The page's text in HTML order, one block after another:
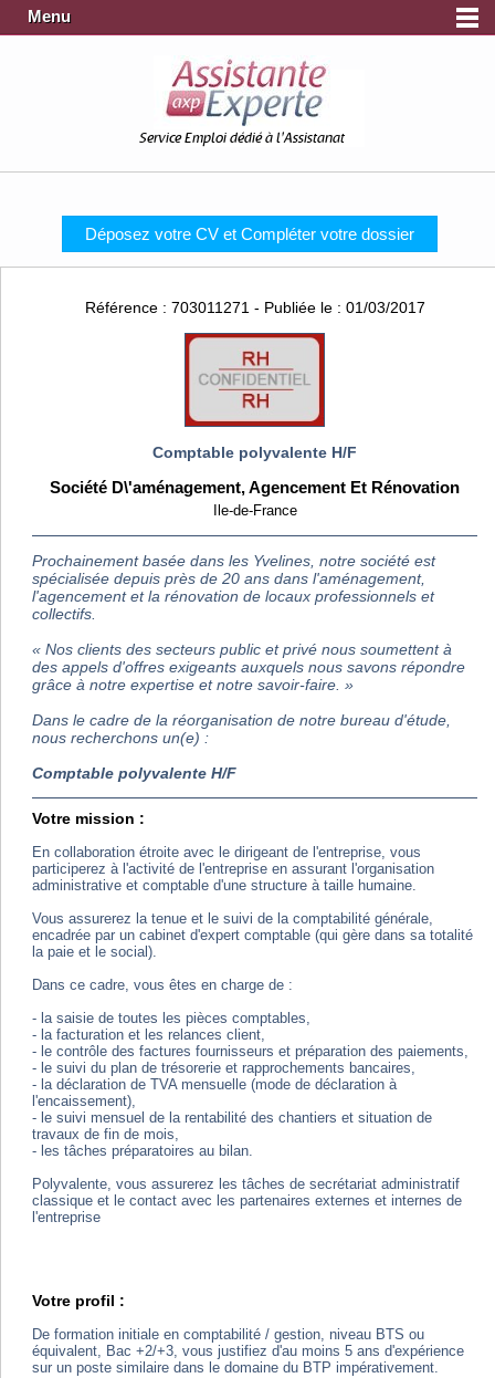
Menu
Service Emploi dédié à l'Assistanat
Déposez votre CV et Compléter votre dossier
Référence : 703011271 - Publiée le : 01/03/2017
Comptable polyvalente H/F
Société D\'aménagement, Agencement Et Rénovation
Ile-de-France
Prochainement basée dans les Yvelines, notre société est
spécialisée depuis près de 20 ans dans l'aménagement,
l'agencement et la rénovation de locaux professionnels et
collectifs.
« Nos clients des secteurs public et privé nous soumettent à
des appels d'offres exigeants auxquels nous savons répondre
grâce à notre expertise et notre savoir-faire. »
Dans le cadre de la réorganisation de notre bureau d'étude,
nous recherchons un(e) :
Comptable polyvalente H/F
Votre mission :
En collaboration étroite avec le dirigeant de l'entreprise, vous
participerez à l'activité de l'entreprise en assurant l'organisation
administrative et comptable d'une structure à taille humaine.
Vous assurerez la tenue et le suivi de la comptabilité générale,
encadrée par un cabinet d'expert comptable (qui gère dans sa totalité
la paie et le social).
Dans ce cadre, vous êtes en charge de :
- la saisie de toutes les pièces comptables,
- la facturation et les relances client,
- le contrôle des factures fournisseurs et préparation des paiements,
- le suivi du plan de trésorerie et rapprochements bancaires,
- la déclaration de TVA mensuelle (mode de déclaration à
l'encaissement),
- le suivi mensuel de la rentabilité des chantiers et situation de
travaux de fin de mois,
- les tâches préparatoires au bilan.
Polyvalente, vous assurerez les tâches de secrétariat administratif
classique et le contact avec les partenaires externes et internes de
l'entreprise
Votre profil :
De formation initiale en comptabilité / gestion, niveau BTS ou
équivalent, Bac +2/+3, vous justifiez d'au moins 5 ans d'expérience
sur un poste similaire dans le domaine du BTP impérativement.